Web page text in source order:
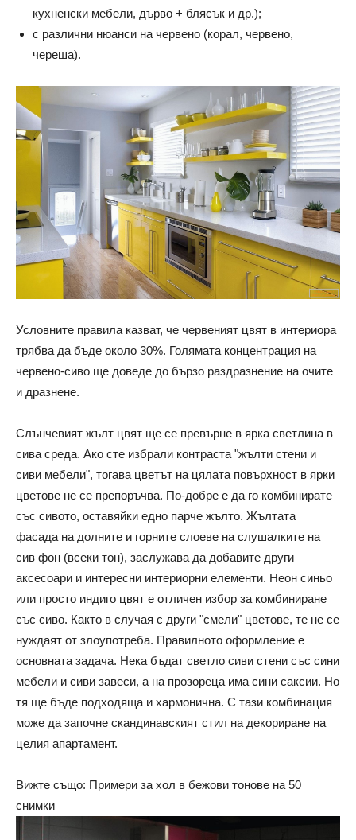
кухненски мебели, дърво + блясък и др.);
с различни нюанси на червено (корал, червено,
череша).
Условните правила казват, че червеният цвят в интериора
трябва да бъде около 30%. Голямата концентрация на
червено-сиво ще доведе до бързо раздразнение на очите
и дразнене.
Слънчевият жълт цвят ще се превърне в ярка светлина в
сива среда. Ако сте избрали контраста "жълти стени и
сиви мебели", тогава цветът на цялата повърхност в ярки
цветове не се препоръчва. По-добре е да го комбинирате
със сивото, оставяйки едно парче жълто. Жълтата
фасада на долните и горните слоеве на слушалките на
сив фон (всеки тон), заслужава да добавите други
аксесоари и интересни интериорни елементи. Неон синьо
или просто индиго цвят е отличен избор за комбиниране
със сиво. Както в случая с други "смели" цветове, те не се
нуждаят от злоупотреба. Правилното оформление е
основната задача. Нека бъдат светло сиви стени със сини
мебели и сиви завеси, а на прозореца има сини саксии. Но
тя ще бъде подходяща и хармонична. С тази комбинация
може да започне скандинавският стил на декориране на
целия апартамент.
Вижте също: Примери за хол в бежови тонове на 50
снимки